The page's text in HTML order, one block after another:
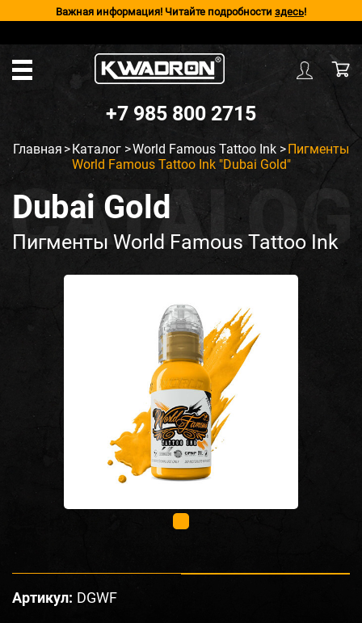
Важная информация! Читайте подробности здесь!
+7 985 800 2715
Главная >Каталог >World Famous Tattoo Ink >Пигменты
World Famous Tattoo Ink "Dubai Gold"
Dubai Gold
Пигменты World Famous Tattoo Ink
Артикул: DGWF